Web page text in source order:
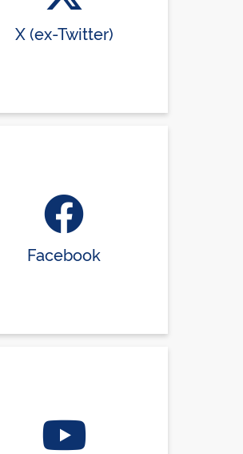
X (ex-Twitter)
Facebook